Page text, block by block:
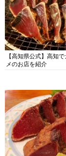
【高知県公式】高知
メのお店を紹介